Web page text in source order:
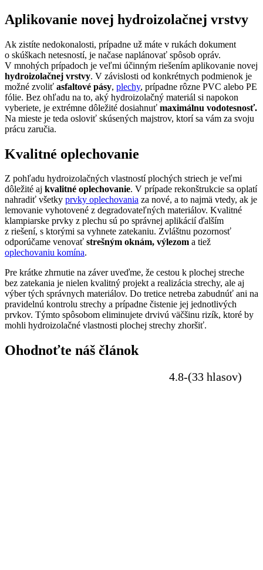
Aplikovanie novej hydroizolačnej vrstvy
Ak zistíte nedokonalosti, prípadne už máte v rukách dokument
o skúškach netesností, je načase naplánovať spôsob opráv.
V mnohých prípadoch je veľmi účinným riešením aplikovanie novej
hydroizolačnej vrstvy. V závislosti od konkrétnych podmienok je
možné zvoliť asfaltové pásy, plechy, prípadne rôzne PVC alebo PE
fólie. Bez ohľadu na to, aký hydroizolačný materiál si napokon
vyberiete, je extrémne dôležité dosiahnuť maximálnu vodotesnosť.
Na mieste je teda osloviť skúsených majstrov, ktorí sa vám za svoju
prácu zaručia.
Kvalitné oplechovanie
Z pohľadu hydroizolačných vlastností plochých striech je veľmi
dôležité aj kvalitné oplechovanie. V prípade rekonštrukcie sa oplatí
nahradiť všetky prvky oplechovania za nové, a to najmä vtedy, ak je
lemovanie vyhotovené z degradovateľných materiálov. Kvalitné
klampiarske prvky z plechu sú po správnej aplikácií ďalším
z riešení, s ktorými sa vyhnete zatekaniu. Zvláštnu pozornosť
odporúčame venovať strešným oknám, výlezom a tiež
oplechovaniu komína.
Pre krátke zhrnutie na záver uveďme, že cestou k plochej streche
bez zatekania je nielen kvalitný projekt a realizácia strechy, ale aj
výber tých správnych materiálov. Do tretice netreba zabudnúť ani na
pravidelnú kontrolu strechy a prípadne čistenie jej jednotlivých
prvkov. Týmto spôsobom eliminujete drvivú väčšinu rizík, ktoré by
mohli hydroizolačné vlastnosti plochej strechy zhoršiť.
Ohodnoťte náš článok
4.8-(33 hlasov)